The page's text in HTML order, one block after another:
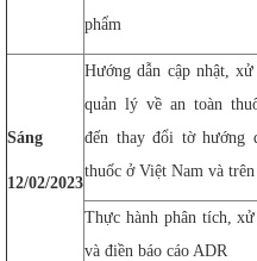
phẩm
Sáng
12/02/2023
Hướng dẫn cập nhật,
quản lý về an toàn
đến thay đổi tờ hướng
thuốc ở Việt Nam và
Thực hành phân tích,
và điền báo cáo ADR